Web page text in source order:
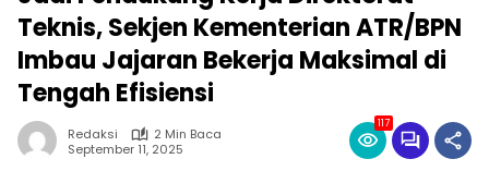
Teknis, Sekjen Kementerian ATR/BPN
Imbau Jajaran Bekerja Maksimal di
Tengah Efisiensi
Redaksi
2 Min Baca
September 11, 2025
117